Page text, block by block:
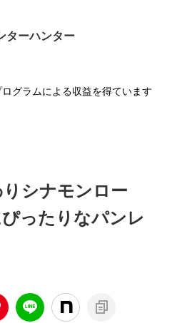
ターハンター
グラムによる収益を得ています
シナモンロー
ったりなパンレ